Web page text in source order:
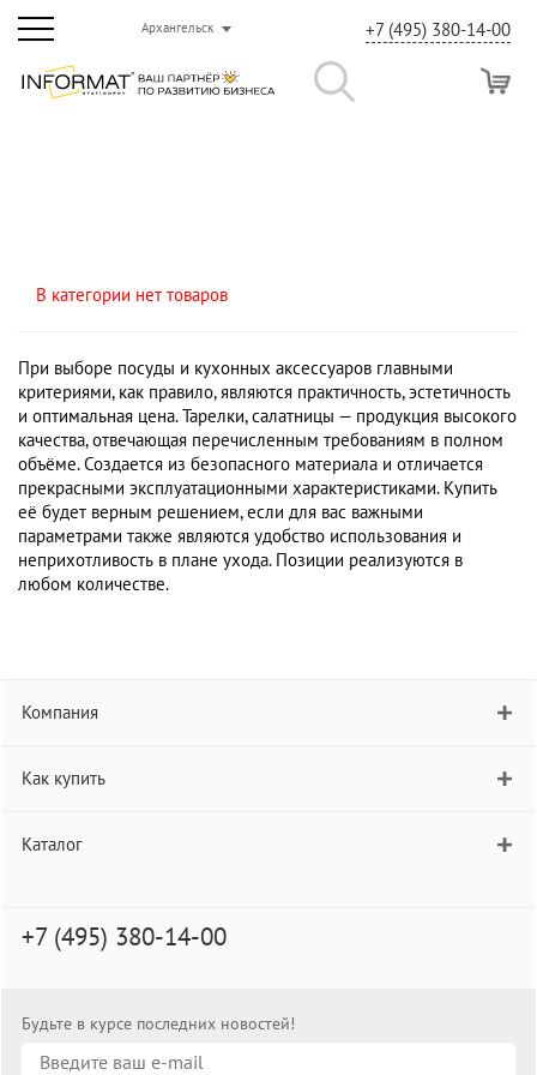
Архангельск +7 (495) 380-14-00
В категории нет товаров
При выборе посуды и кухонных аксессуаров главными
критериями, как правило, являются практичность, эстетичность
и оптимальная цена. Тарелки, салатницы — продукция высокого
качества, отвечающая перечисленным требованиям в полном
объёме. Создается из безопасного материала и отличается
прекрасными эксплуатационными характеристиками. Купить
её будет верным решением, если для вас важными
параметрами также являются удобство использования и
неприхотливость в плане ухода. Позиции реализуются в
любом количестве.
Компания
Как купить
Каталог
+7 (495) 380-14-00
Будьте в курсе последних новостей!